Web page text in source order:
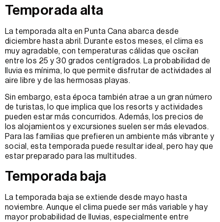
Temporada alta
La temporada alta en Punta Cana abarca desde
diciembre hasta abril. Durante estos meses, el clima es
muy agradable, con temperaturas cálidas que oscilan
entre los 25 y 30 grados centígrados. La probabilidad de
lluvia es mínima, lo que permite disfrutar de actividades al
aire libre y de las hermosas playas.
Sin embargo, esta época también atrae a un gran número
de turistas, lo que implica que los resorts y actividades
pueden estar más concurridos. Además, los precios de
los alojamientos y excursiones suelen ser más elevados.
Para las familias que prefieren un ambiente más vibrante y
social, esta temporada puede resultar ideal, pero hay que
estar preparado para las multitudes.
Temporada baja
La temporada baja se extiende desde mayo hasta
noviembre. Aunque el clima puede ser más variable y hay
mayor probabilidad de lluvias, especialmente entre